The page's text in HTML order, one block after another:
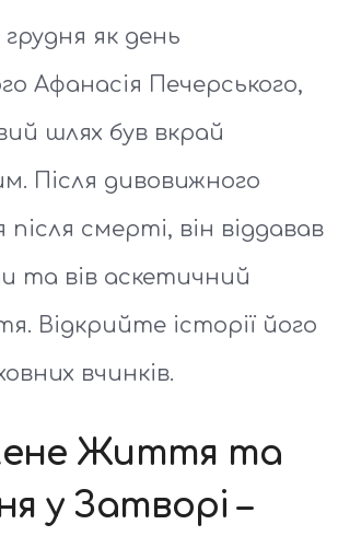
як день
Афанасія Печерського,
шлях був вкрай
Після дивовижного
після смерті, він віддавав
та вів аскетичний
Відкрийте історії його
вчинків.
Життя та
у Затворі –